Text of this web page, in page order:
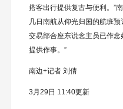
搭客出行提供复古与便利。”
几日南航从仰光归国的航班
交易部合座东说念主员已作
提供作事。”
南边+记者 刘倩
3月29日 11:40更新